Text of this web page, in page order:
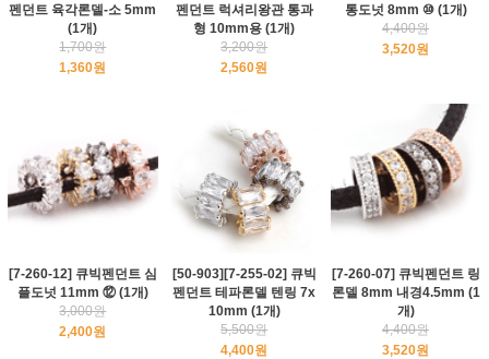
펜던트 육각론델-소 5mm
(1개)
1,700원
1,360원
펜던트 럭셔리왕관 통과
형 10mm용 (1개)
3,200원
2,560원
통도넛 8mm ⑩ (1개)
4,400원
3,520원
[7-260-12] 큐빅펜던트 심
플도넛 11mm ⑫ (1개)
3,000원
2,400원
[50-903][7-255-02] 큐빅
펜던트 테파론델 텐링 7x
10mm (1개)
5,500원
4,400원
[7-260-07] 큐빅펜던트 링
론델 8mm 내경4.5mm (1
개)
4,400원
3,520원